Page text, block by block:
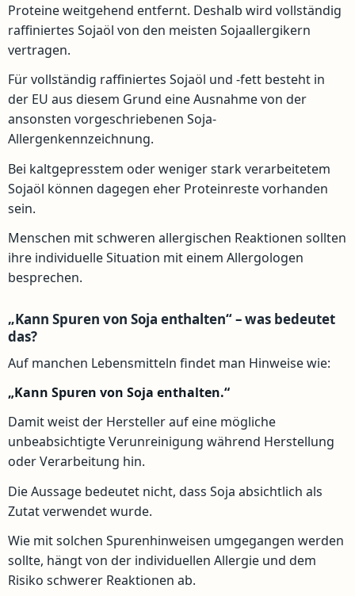
Proteine weitgehend entfernt. Deshalb wird vollständig
raffiniertes Sojaöl von den meisten Sojaallergikern
vertragen.
Für vollständig raffiniertes Sojaöl und -fett besteht in
der EU aus diesem Grund eine Ausnahme von der
ansonsten vorgeschriebenen Soja-
Allergenkennzeichnung.
Bei kaltgepresstem oder weniger stark verarbeitetem
Sojaöl können dagegen eher Proteinreste vorhanden
sein.
Menschen mit schweren allergischen Reaktionen sollten
ihre individuelle Situation mit einem Allergologen
besprechen.
„Kann Spuren von Soja enthalten“ – was bedeutet
das?
Auf manchen Lebensmitteln findet man Hinweise wie:
„Kann Spuren von Soja enthalten.“
Damit weist der Hersteller auf eine mögliche
unbeabsichtigte Verunreinigung während Herstellung
oder Verarbeitung hin.
Die Aussage bedeutet nicht, dass Soja absichtlich als
Zutat verwendet wurde.
Wie mit solchen Spurenhinweisen umgegangen werden
sollte, hängt von der individuellen Allergie und dem
Risiko schwerer Reaktionen ab.